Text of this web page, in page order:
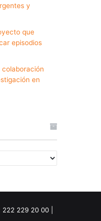
y
que
episodios
en
229 20 00 |